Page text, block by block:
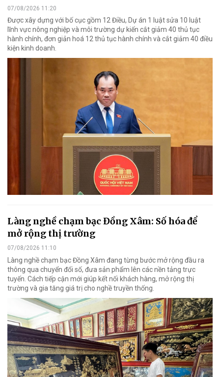
07/08/2026 11:20
Được xây dựng với bố cục gồm 12 Điều, Dự án 1 luật sửa 10 luật
lĩnh vực nông nghiệp và môi trường dự kiến cắt giảm 40 thủ tục
hành chính, đơn giản hoá 12 thủ tục hành chính và cắt giảm 40 điều
kiện kinh doanh.
Làng nghề chạm bạc Đồng Xâm: Số hóa để
mở rộng thị trường
07/08/2026 11:10
Làng nghề chạm bạc Đồng Xâm đang từng bước mở rộng đầu ra
thông qua chuyển đổi số, đưa sản phẩm lên các nền tảng trực
tuyến. Cách tiếp cận mới giúp kết nối khách hàng, mở rộng thị
trường và gia tăng giá trị cho nghề truyền thống.